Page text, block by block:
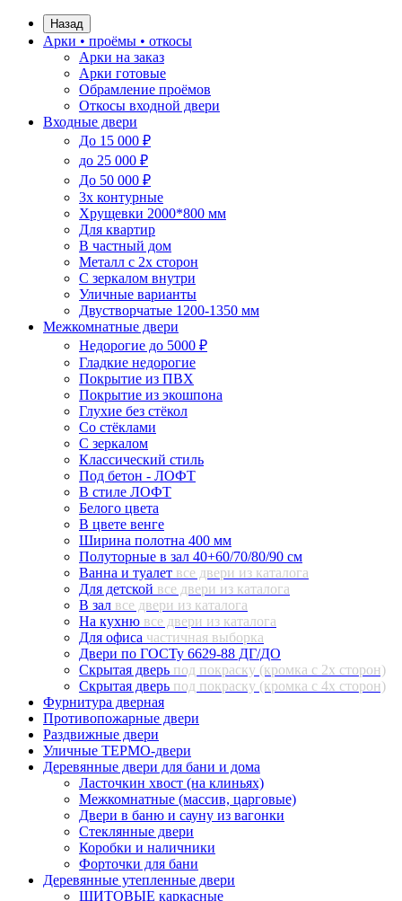
Назад
Арки • проёмы • откосы
Арки на заказ
Арки готовые
Обрамление проёмов
Откосы входной двери
Входные двери
До 15 000 ₽
до 25 000 ₽
До 50 000 ₽
3х контурные
Хрущевки 2000*800 мм
Для квартир
В частный дом
Металл с 2х сторон
С зеркалом внутри
Уличные варианты
Двустворчатые 1200-1350 мм
Межкомнатные двери
Недорогие до 5000 ₽
Гладкие недорогие
Покрытие из ПВХ
Покрытие из экошпона
Глухие без стёкол
Со стёклами
С зеркалом
Классический стиль
Под бетон - ЛОФТ
В стиле ЛОФТ
Белого цвета
В цвете венге
Ширина полотна 400 мм
Полуторные в зал 40+60/70/80/90 см
Ванна и туалет все двери из каталога
Для детской все двери из каталога
В зал все двери из каталога
На кухню все двери из каталога
Для офиса частичная выборка
Двери по ГОСТу 6629-88 ДГ/ДО
Скрытая дверь под покраску (кромка с 2х сторон)
Скрытая дверь под покраску (кромка с 4х сторон)
Фурнитура дверная
Противопожарные двери
Раздвижные двери
Уличные ТЕРМО-двери
Деревянные двери для бани и дома
Ласточкин хвост (на клиньях)
Межкомнатные (массив, царговые)
Двери в баню и сауну из вагонки
Стеклянные двери
Коробки и наличники
Форточки для бани
Деревянные утепленные двери
ЩИТОВЫЕ каркасные